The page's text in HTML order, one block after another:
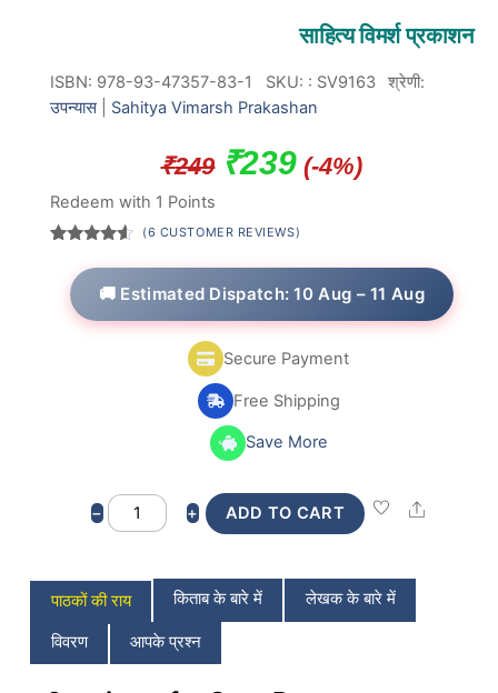
साहित्य विमर्श प्रकाशन
ISBN: 978-93-47357-83-1 SKU: : SV9163
श्रेणी:
उपन्यास| Sahitya Vimarsh Prakashan
₹249 Original
was:
₹249.
₹239Current
is:
₹239.
(-4%)
Redeem with 1 Points
4.33out
of 5
based on
customer
(6 CUSTOMER REVIEWS)
🚚 Estimated Dispatch: 10 Aug – 11 Aug
Secure Payment
Free Shipping
Save More
− Stop
Press
+ ADD TO CART Share
पाठकों की राय किताब के बारे में लेखक के बारे में
विवरण आपके प्रश्न